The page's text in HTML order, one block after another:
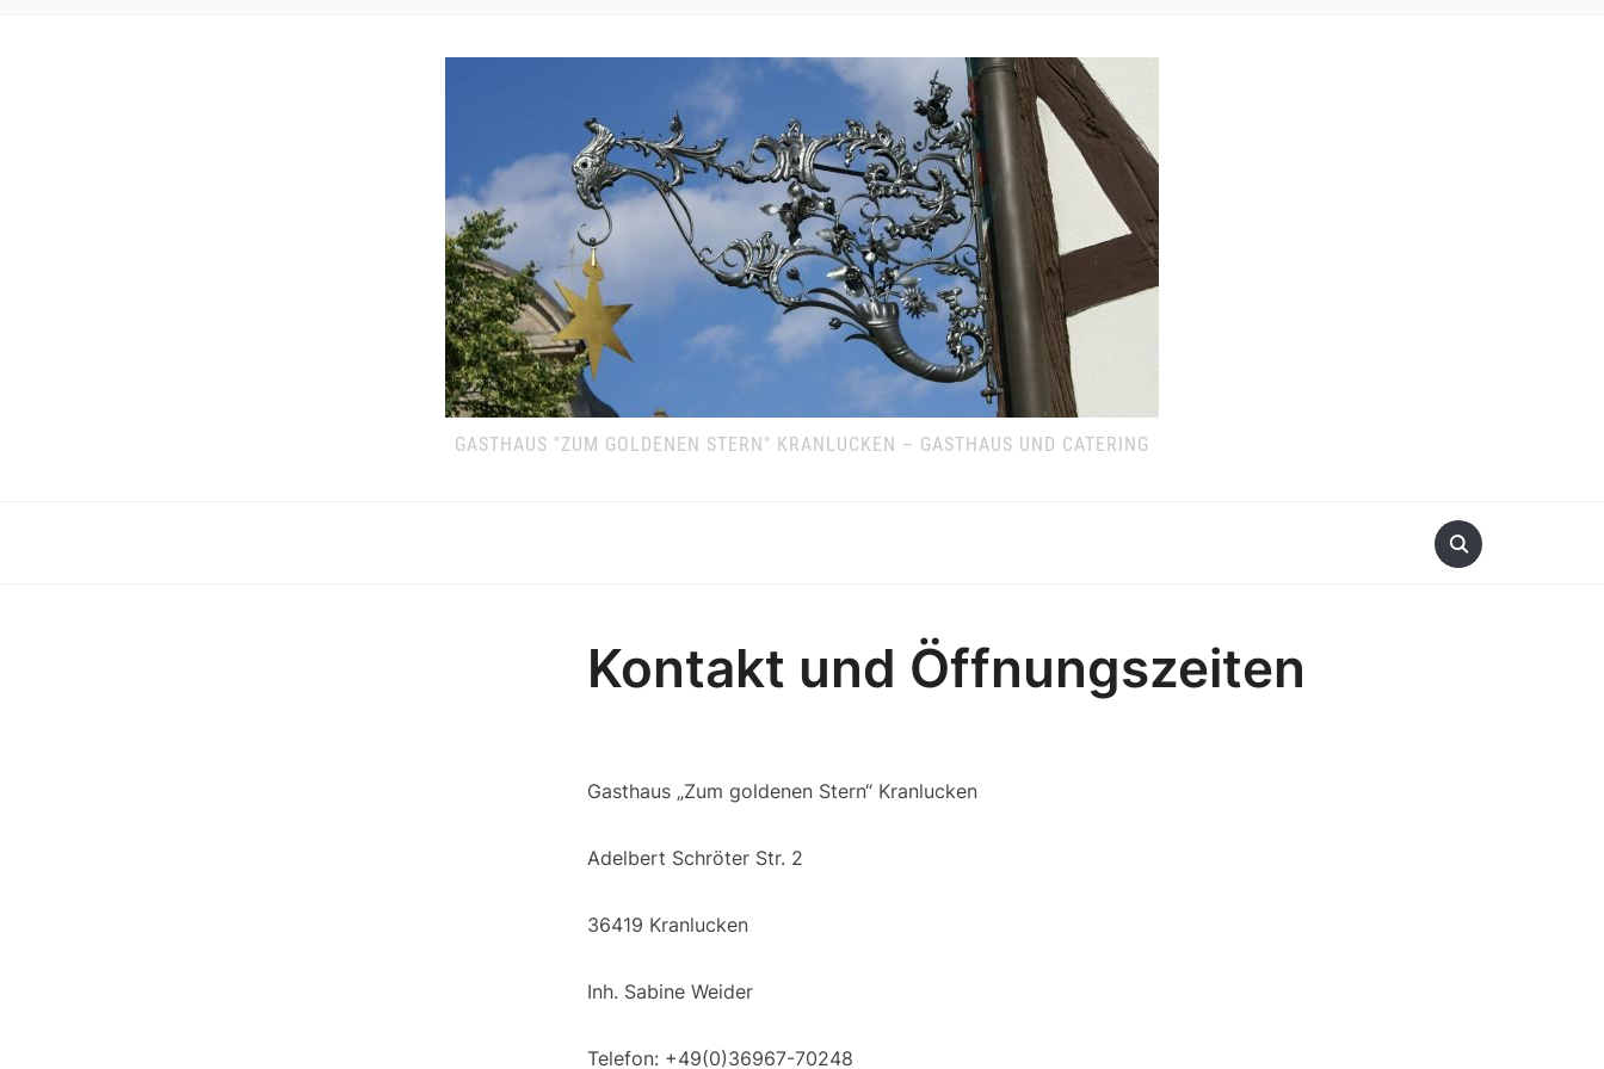
GASTHAUS "ZUM GOLDENEN STERN" KRANLUCKEN – GASTHAUS UND CATERING
Kontakt und Öffnungszeiten
Gasthaus „Zum goldenen Stern“ Kranlucken
Adelbert Schröter Str. 2
36419 Kranlucken
Inh. Sabine Weider
Telefon: +49(0)36967-70248